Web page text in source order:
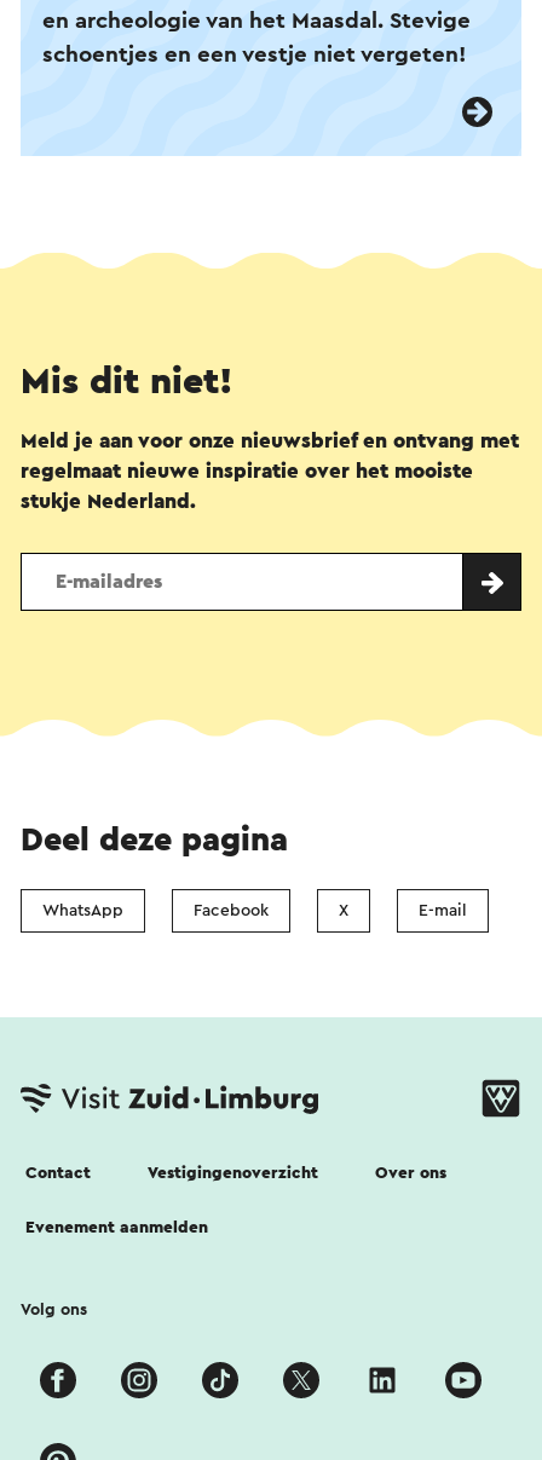
en archeologie van het Maasdal. Stevige
schoentjes en een vestje niet vergeten!
Mis dit niet!
Meld je aan voor onze nieuwsbrief en ontvang met
regelmaat nieuwe inspiratie over het mooiste
stukje Nederland.
Deel deze pagina
WhatsApp Facebook X E-mail
Contact Vestigingenoverzicht Over ons
Evenement aanmelden
Volg ons